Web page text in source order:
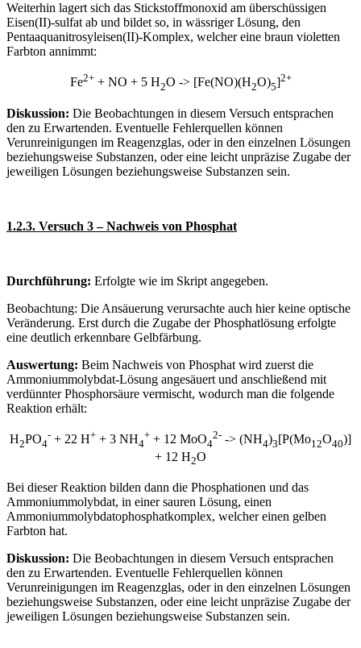
Weiterhin lagert sich das Stickstoffmonoxid am überschüssigen
Eisen(II)-sulfat ab und bildet so, in wässriger Lösung, den
Pentaaquanitrosyleisen(II)-Komplex, welcher eine braun violetten
Farbton annimmt:
Fe2++ NO + 5 H2O -> [Fe(NO)(H2O)5]2+
Diskussion: Die Beobachtungen in diesem Versuch entsprachen
den zu Erwartenden. Eventuelle Fehlerquellen können
Verunreinigungen im Reagenzglas, oder in den einzelnen Lösungen
beziehungsweise Substanzen, oder eine leicht unpräzise Zugabe der
jeweiligen Lösungen beziehungsweise Substanzen sein.
1.2.3. Versuch 3 – Nachweis von Phosphat
Durchführung: Erfolgte wie im Skript angegeben.
Beobachtung: Die Ansäuerung verursachte auch hier keine optische
Veränderung. Erst durch die Zugabe der Phosphatlösung erfolgte
eine deutlich erkennbare Gelbfärbung.
Auswertung: Beim Nachweis von Phosphat wird zuerst die
Ammoniummolybdat-Lösung angesäuert und anschließend mit
verdünnter Phosphorsäure vermischt, wodurch man die folgende
Reaktion erhält:
H2PO4
- + 22 H+ + 3 NH4
+ + 12 MoO4
2- -> (NH4)3[P(Mo12O40)]
+ 12 H2O
Bei dieser Reaktion bilden dann die Phosphationen und das
Ammoniummolybdat, in einer sauren Lösung, einen
Ammoniummolybdatophosphatkomplex, welcher einen gelben
Farbton hat.
Diskussion: Die Beobachtungen in diesem Versuch entsprachen
den zu Erwartenden. Eventuelle Fehlerquellen können
Verunreinigungen im Reagenzglas, oder in den einzelnen Lösungen
beziehungsweise Substanzen, oder eine leicht unpräzise Zugabe der
jeweiligen Lösungen beziehungsweise Substanzen sein.